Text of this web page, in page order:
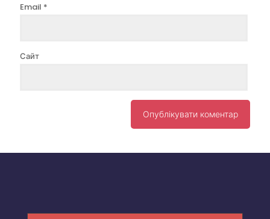
Email *
Сайт